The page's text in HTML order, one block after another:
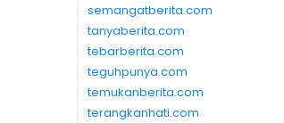
semangatberita.com
tanyaberita.com
tebarberita.com
teguhpunya.com
temukanberita.com
terangkanhati.com